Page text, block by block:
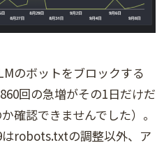
のボットをブロックする
回の急増がその1日だけだ
確認できませんでした）。
robots.txtの調整以外、ア